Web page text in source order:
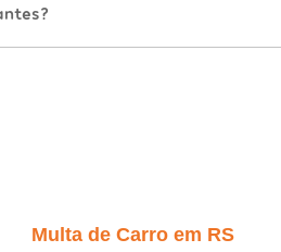
Multa de Carro em RS